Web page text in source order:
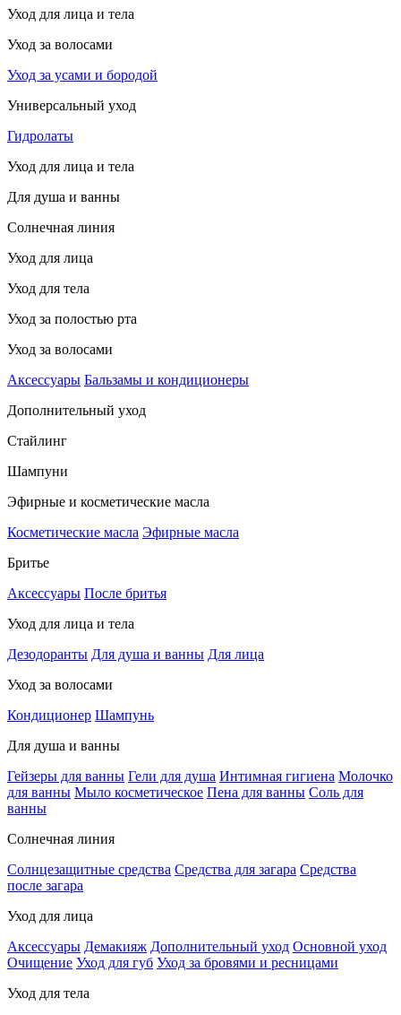
Уход для лица и тела
Уход за волосами
Уход за усами и бородой
Универсальный уход
Гидролаты
Уход для лица и тела
Для душа и ванны
Солнечная линия
Уход для лица
Уход для тела
Уход за полостью рта
Уход за волосами
Аксессуары Бальзамы и кондиционеры
Дополнительный уход
Стайлинг
Шампуни
Эфирные и косметические масла
Косметические масла Эфирные масла
Бритье
Аксессуары После бритья
Уход для лица и тела
Дезодоранты Для душа и ванны Для лица
Уход за волосами
Кондиционер Шампунь
Для душа и ванны
Гейзеры для ванны Гели для душа Интимная гигиена Молочко
для ванны Мыло косметическое Пена для ванны Соль для
ванны
Солнечная линия
Солнцезащитные средства Средства для загара Средства
после загара
Уход для лица
Аксессуары Демакияж Дополнительный уход Основной уход
Очищение Уход для губ Уход за бровями и ресницами
Уход для тела